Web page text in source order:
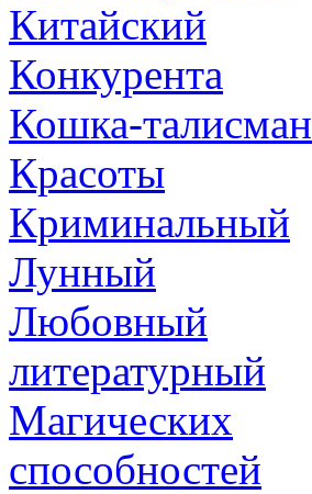
Китайский
Конкурента
Кошка-талисман
Красоты
Криминальный
Лунный
Любовный
литературный
Магических
способностей